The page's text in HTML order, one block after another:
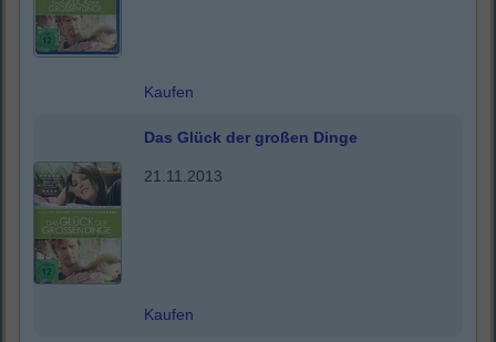
Kaufen
Das Glück der großen Dinge
21.11.2013
Kaufen